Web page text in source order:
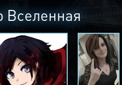
Вселенная